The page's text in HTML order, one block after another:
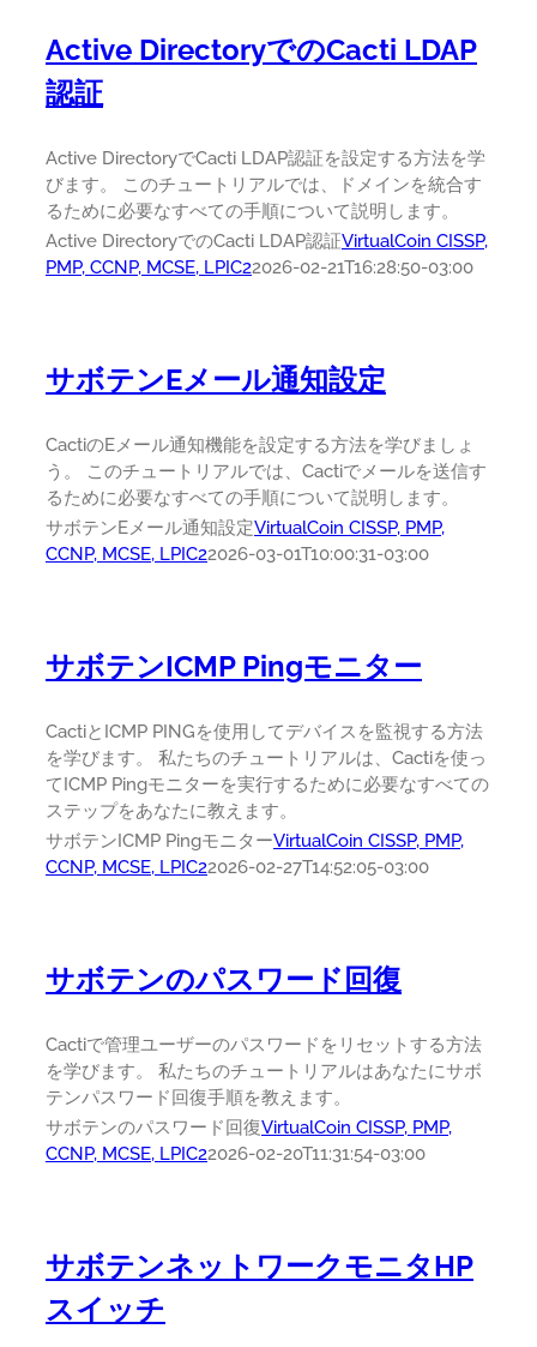
Active DirectoryでのCacti LDAP
認証
Active DirectoryでCacti LDAP認証を設定する方法を学
びます。 このチュートリアルでは、ドメインを統合す
るために必要なすべての手順について説明します。
Active DirectoryでのCacti LDAP認証VirtualCoin CISSP,
PMP, CCNP, MCSE, LPIC22026-02-21T16:28:50-03:00
サボテンEメール通知設定
CactiのEメール通知機能を設定する方法を学びましょ
う。 このチュートリアルでは、Cactiでメールを送信す
るために必要なすべての手順について説明します。
サボテンEメール通知設定VirtualCoin CISSP, PMP,
CCNP, MCSE, LPIC22026-03-01T10:00:31-03:00
サボテンICMP Pingモニター
CactiとICMP PINGを使用してデバイスを監視する方法
を学びます。 私たちのチュートリアルは、Cactiを使っ
てICMP Pingモニターを実行するために必要なすべての
ステップをあなたに教えます。
サボテンICMP PingモニターVirtualCoin CISSP, PMP,
CCNP, MCSE, LPIC22026-02-27T14:52:05-03:00
サボテンのパスワード回復
Cactiで管理ユーザーのパスワードをリセットする方法
を学びます。 私たちのチュートリアルはあなたにサボ
テンパスワード回復手順を教えます。
サボテンのパスワード回復VirtualCoin CISSP, PMP,
CCNP, MCSE, LPIC22026-02-20T11:31:54-03:00
サボテンネットワークモニタHP
スイッチ